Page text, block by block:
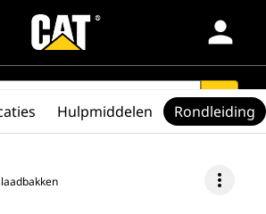
person
search
more_vert
Hulpmiddelen Rondleiding